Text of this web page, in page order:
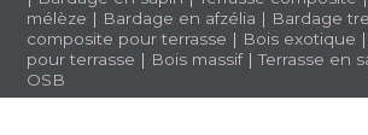
mélèze | Bardage en afzélia | Bardage
composite pour terrasse | Bois exotique |
pour terrasse | Bois massif|Terrasse en
OSB